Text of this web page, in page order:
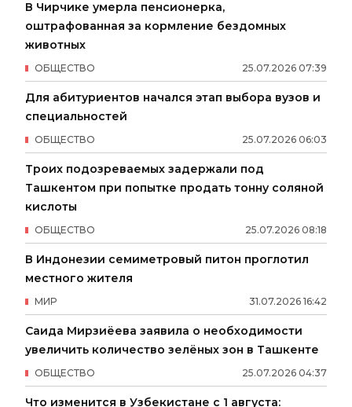
В Чирчике умерла пенсионерка,
оштрафованная за кормление бездомных
животных
25.07.2026 07:39
ОБЩЕСТВО
Для абитуриентов начался этап выбора вузов и
специальностей
25.07.2026 06:03
ОБЩЕСТВО
Троих подозреваемых задержали под
Ташкентом при попытке продать тонну соляной
кислоты
25.07.2026 08:18
ОБЩЕСТВО
В Индонезии семиметровый питон проглотил
местного жителя
31.07.2026 16:42
МИР
Саида Мирзиёева заявила о необходимости
увеличить количество зелёных зон в Ташкенте
25.07.2026 04:37
ОБЩЕСТВО
Что изменится в Узбекистане с 1 августа: